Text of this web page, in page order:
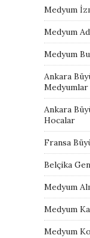
Medyum
Medyum
Medyum
Ankara
Medyumlar
Ankara
Hocalar
Fransa
Belçika
Medyum
Medyum
Medyum